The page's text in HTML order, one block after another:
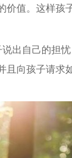
价值。这样孩
出自己的担
且向孩子请求